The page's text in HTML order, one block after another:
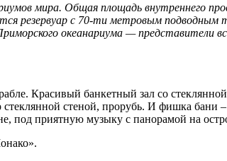
мира. Общая площадь внутреннего
резервуар с 70-ти метровым
океанариума — представители
Красивый банкетный зал со
стеклянной стеной, прорубь. И фишка
под приятную музыку с панорамой на